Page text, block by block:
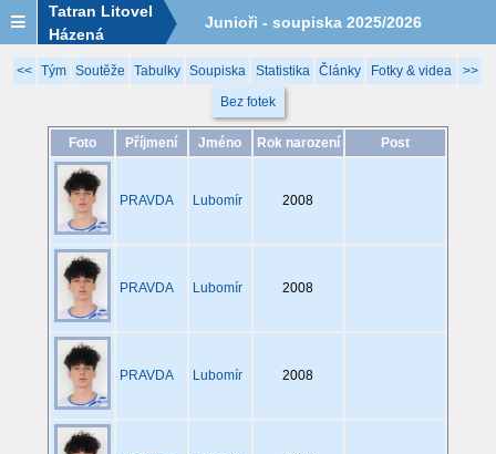
Tatran Litovel
Házená
Junioři - soupiska 2025/2026
<< Tým Soutěže Tabulky Soupiska Statistika Články Fotky & videa
>>
Bez fotek
Foto Příjmení Jméno Rok narození Post
PRAVDA Lubomír 2008
PRAVDA Lubomír 2008
PRAVDA Lubomír 2008